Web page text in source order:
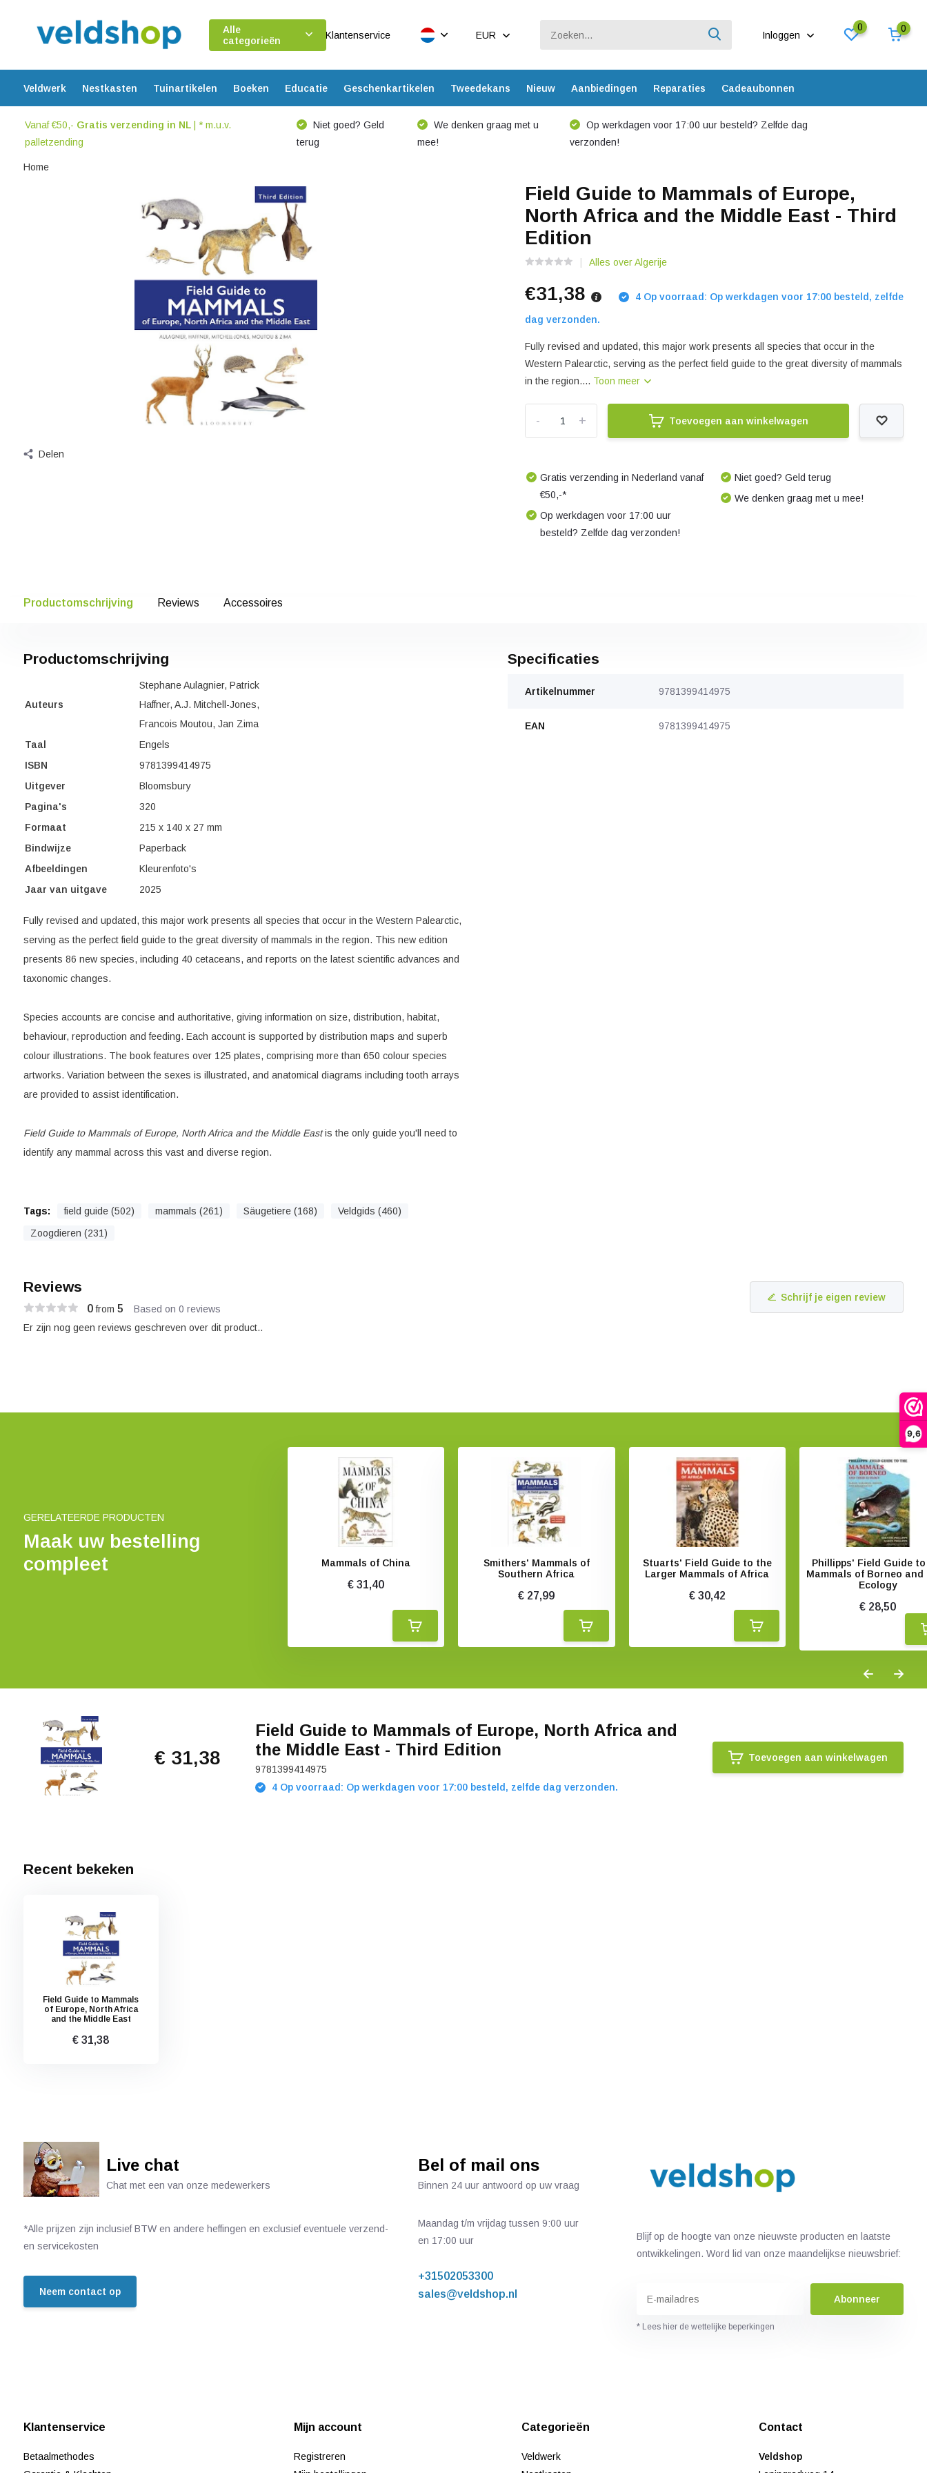
9,6
Alle
categorieën
Klantenservice EUR Inloggen
0 0
Veldwerk Nestkasten Tuinartikelen Boeken Educatie Geschenkartikelen Tweedekans Nieuw Aanbiedingen Reparaties Cadeaubonnen
Vanaf €50,- Gratis verzending in NL| * m.u.v.
palletzending
Niet goed? Geld
terug
We denken graag met u
mee!
Op werkdagen voor 17:00 uur besteld? Zelfde dag
verzonden!
Home
Delen
Field Guide to Mammals of Europe,
North Africa and the Middle East - Third
Edition
Alles over Algerije
€31,38 4 Op voorraad: Op werkdagen voor 17:00 besteld, zelfde
dag verzonden.
Fully revised and updated, this major work presents all species that occur in the
Western Palearctic, serving as the perfect field guide to the great diversity of mammals
in the region.... Toon meer
+
- Toevoegen aan winkelwagen
Gratis verzending in Nederland vanaf
€50,-*
Op werkdagen voor 17:00 uur
besteld? Zelfde dag verzonden!
Niet goed? Geld terug
We denken graag met u mee!
Productomschrijving Reviews Accessoires
Productomschrijving
Auteurs
Stephane Aulagnier, Patrick
Haffner, A.J. Mitchell-Jones,
Francois Moutou, Jan Zima
Taal
Engels
ISBN
9781399414975
Uitgever
Bloomsbury
Pagina's
320
Formaat
215 x 140 x 27 mm
Bindwijze
Paperback
Afbeeldingen
Kleurenfoto's
Jaar van uitgave
2025
Fully revised and updated, this major work presents all species that occur in the Western Palearctic,
serving as the perfect field guide to the great diversity of mammals in the region. This new edition
presents 86 new species, including 40 cetaceans, and reports on the latest scientific advances and
taxonomic changes.
Species accounts are concise and authoritative, giving information on size, distribution, habitat,
behaviour, reproduction and feeding. Each account is supported by distribution maps and superb
colour illustrations. The book features over 125 plates, comprising more than 650 colour species
artworks. Variation between the sexes is illustrated, and anatomical diagrams including tooth arrays
are provided to assist identification.
Field Guide to Mammals of Europe, North Africa and the Middle Eastis the only guide you'll need to
identify any mammal across this vast and diverse region.
Tags: field guide (502) mammals (261) Säugetiere (168)
Veldgids (460)
Zoogdieren (231)
Specificaties
Artikelnummer 9781399414975
EAN 9781399414975
Reviews
0from 5 Based on 0 reviews
Schrijf je eigen review
Er zijn nog geen reviews geschreven over dit product..
GERELATEERDE PRODUCTEN
Maak uw bestelling
compleet
Mammals of China
€ 31,40
Smithers' Mammals of
Southern Africa
€ 27,99
Stuarts' Field Guide to the
Larger Mammals of Africa
€ 30,42
Phillipps' Field Guide
Mammals of Borneo
Ecology
€ 28,50
€ 31,38
Field Guide to Mammals of Europe, North Africa and
the Middle East - Third Edition
9781399414975
4 Op voorraad: Op werkdagen voor 17:00 besteld, zelfde dag verzonden.
Toevoegen aan winkelwagen
Recent bekeken
Field Guide to Mammals
of Europe, North Africa
and the Middle East
€ 31,38
Live chat
Chat met een van onze medewerkers
*Alle prijzen zijn inclusief BTW en andere heffingen en exclusief eventuele verzend-
en servicekosten
Neem contact op
Bel of mail ons
Binnen 24 uur antwoord op uw vraag
Maandag t/m vrijdag tussen 9:00 uur
en 17:00 uur
+31502053300
sales@veldshop.nl
Blijf op de hoogte van onze nieuwste producten en laatste
ontwikkelingen. Word lid van onze maandelijkse nieuwsbrief:
Abonneer
* Lees hier de wettelijke beperkingen
Klantenservice
Betaalmethodes
Mijn account
Registreren
Categorieën
Veldwerk
Contact
Veldshop